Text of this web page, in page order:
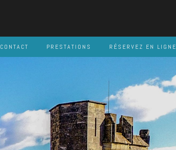
CONTACT PRESTATIONS RÉSERVEZ EN LIGNE